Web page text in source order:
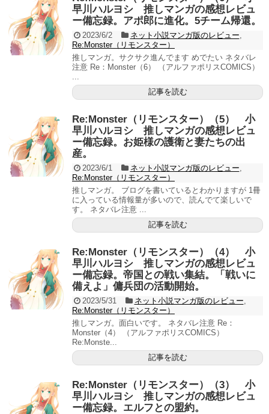
早川ハルヨシ 推しマンガの感想レビュ
ー備忘録。アポ郎に進化。5チーム帰還。
2023/6/2 ネット小説マンガ版のレビュー
Re:Monster（リモンスター）
推しマンガ。サクサク進んでます めでたい ネタバレ
注意 Re：Monster（6） （アルファポリスCOMICS）
記事を読む
Re:Monster（リモンスター）（5） 小
早川ハルヨシ 推しマンガの感想レビュ
ー備忘録。お姫様の護衛と妻たちの出
産。
2023/6/1 ネット小説マンガ版のレビュー
Re:Monster（リモンスター）
推しマンガ。 ブログを書いているとわかりますが 1冊
に入っている情報量が多いので、読んでて楽しいで
す。 ネタバレ注意 ...
記事を読む
Re:Monster（リモンスター）（4） 小
早川ハルヨシ 推しマンガの感想レビュ
ー備忘録。帝国との戦い集結。「戦いに
備えよ」傭兵団の活動開始。
2023/5/31 ネット小説マンガ版のレビュー
Re:Monster（リモンスター）
推しマンガ。面白いです。 ネタバレ注意 Re：
Monster（4） （アルファポリスCOMICS）
Re:Monste...
記事を読む
Re:Monster（リモンスター）（3） 小
早川ハルヨシ 推しマンガの感想レビュ
ー備忘録。エルフとの盟約。